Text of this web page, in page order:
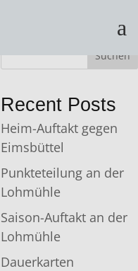
a
Suchen
Recent Posts
Heim-Auftakt gegen
Eimsbüttel
Punkteteilung an der
Lohmühle
Saison-Auftakt an der
Lohmühle
Dauerkarten